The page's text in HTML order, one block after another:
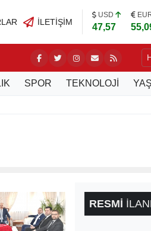
İLETIŞIM
USD
47,57
SPOR TEKNOLOJİ
RESMİ